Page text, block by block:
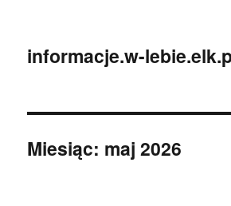
informacje.w-
Miesiąc: maj 2026